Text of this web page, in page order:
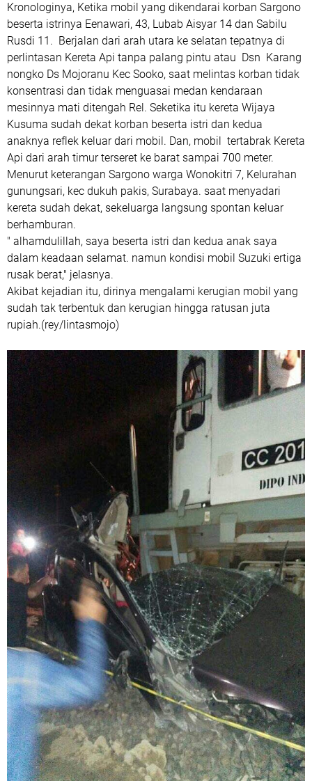
Kronologinya, Ketika mobil yang dikendarai korban Sargono
beserta istrinya Eenawari, 43, Lubab Aisyar 14 dan Sabilu
Rusdi 11. Berjalan dari arah utara ke selatan tepatnya di
perlintasan Kereta Api tanpa palang pintu atau Dsn Karang
nongko Ds Mojoranu Kec Sooko, saat melintas korban tidak
konsentrasi dan tidak menguasai medan kendaraan
mesinnya mati ditengah Rel. Seketika itu kereta Wijaya
Kusuma sudah dekat korban beserta istri dan kedua
anaknya reflek keluar dari mobil. Dan, mobil tertabrak Kereta
Api dari arah timur terseret ke barat sampai 700 meter.
Menurut keterangan Sargono warga Wonokitri 7, Kelurahan
gunungsari, kec dukuh pakis, Surabaya. saat menyadari
kereta sudah dekat, sekeluarga langsung spontan keluar
berhamburan.
" alhamdulillah, saya beserta istri dan kedua anak saya
dalam keadaan selamat. namun kondisi mobil Suzuki ertiga
rusak berat," jelasnya.
Akibat kejadian itu, dirinya mengalami kerugian mobil yang
sudah tak terbentuk dan kerugian hingga ratusan juta
rupiah.(rey/lintasmojo)